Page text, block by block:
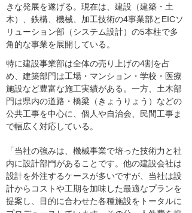
きな発展を遂げる。現在は、建設（建築・土
木）、鉄構、機械、加工技術の4事業部とEICソ
リューション部（システム設計）の5本柱で多
角的な事業を展開している。
特に建設事業部は全体の売り上げの4割を占
め、建築部門は工場・マンション・学校・医療
施設など豊富な施工実績がある。一方、土木部
門は県内の道路・橋梁（きょうりょう）などの
公共工事を中心に、個人や自治会、民間工事ま
で幅広く対応している。
「当社の強みは、機械事業で培った技術力と社
内に設計部門があることです。他の建設会社は
設計を外注するケースが多いですが、当社は設
計からコストや工期を加味した最適なプランを
提案し、目的に合わせた各種施設をトータルに